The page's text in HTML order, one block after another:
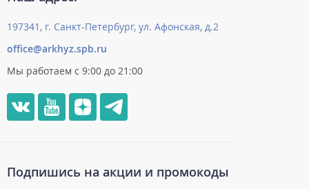
197341, г. Санкт-Петербург, ул. Афонская, д.2
office@arkhyz.spb.ru
Мы работаем с 9:00 до 21:00
Подпишись на акции и промокоды